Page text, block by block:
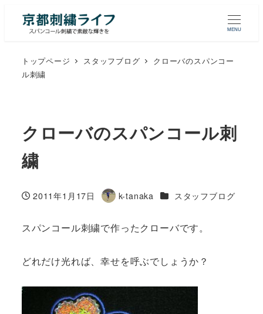
MENU
トップページ スタッフブログ
クローバのスパンコー
ル刺繍
クローバのスパンコール刺
繍
投稿日
2011年1月17日
著
k-tanaka カテゴリー
スタッフブログ
スパンコール刺繍で作ったクローバです。
どれだけ光れば、幸せを呼ぶでしょうか？